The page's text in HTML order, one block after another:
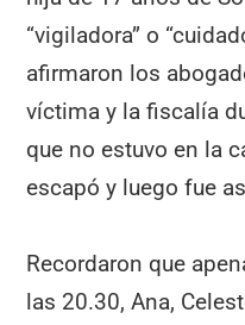
“vigiladora” o
afirmaron los
víctima y la fiscalía
que no estuvo en la
escapó y luego fue
Recordaron que
las 20.30, Ana,